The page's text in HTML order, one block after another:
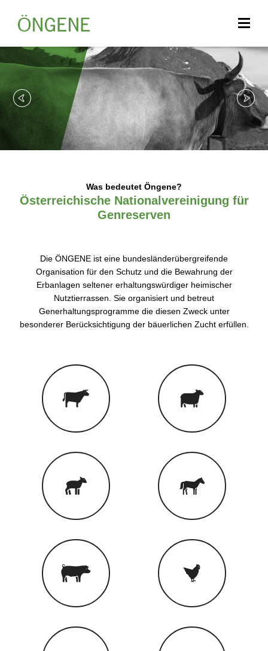
Was bedeutet Öngene?
Österreichische Nationalvereinigung für
Genreserven
Die ÖNGENE ist eine bundesländerübergreifende
Organisation für den Schutz und die Bewahrung der
Erbanlagen seltener erhaltungswürdiger heimischer
Nutztierrassen. Sie organisiert und betreut
Generhaltungsprogramme die diesen Zweck unter
besonderer Berücksichtigung der bäuerlichen Zucht erfüllen.